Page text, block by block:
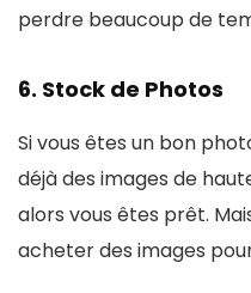
perdre beaucoup de
6. Stock de Photos
Si vous êtes un bon
déjà des images de
alors vous êtes prêt.
acheter des images